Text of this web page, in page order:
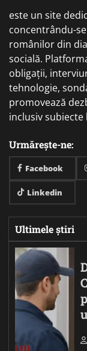
este un site
concentrându-
românilor din
socială.
obligații,
tehnologie,
promovează
inclusiv
Urmărește-ne:
Facebook
Linkedin
Ultimele știri